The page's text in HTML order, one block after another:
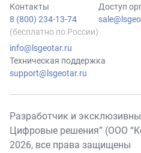
Контакты
8 (800) 234-13-74
(бесплатно по России)
info@lsgeotar.ru
Доступ
Техническая поддержка
support@lsgeotar.ru
Разработчик и
Цифровые решения” (ООО
2026, все права защищены